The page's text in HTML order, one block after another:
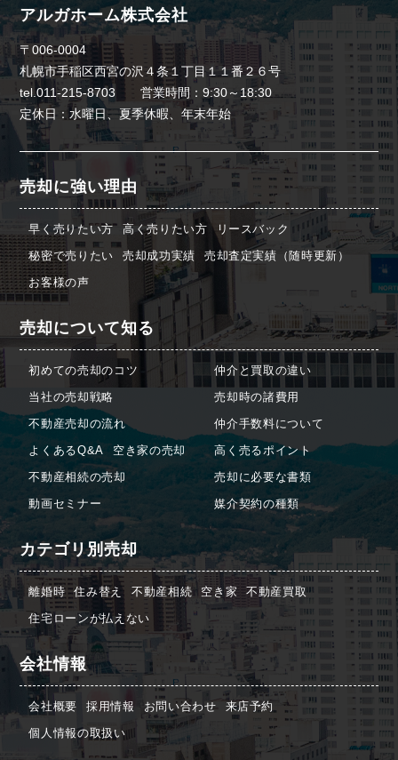
アルガホーム株式会社
〒006-0004
札幌市手稲区西宮の沢４条１丁目１１番２６号
tel.011-215-8703 営業時間：9:30～18:30
定休日：水曜日、夏季休暇、年末年始
売却に強い理由
早く売りたい方 高く売りたい方
リースバック
秘密で売りたい
売却成功実績
売却査定実績（随時更新）
お客様の声
売却について知る
初めての売却のコツ
当社の売却戦略
不動産売却の流れ
よくあるQ&A
空き家の売却
不動産相続の売却
動画セミナー
仲介と買取の違い
売却時の諸費用
仲介手数料について
高く売るポイント
売却に必要な書類
媒介契約の種類
カテゴリ別売却
離婚時 住み替え 不動産相続 空き家
不動産買取
住宅ローンが払えない
会社情報
会社概要 採用情報 お問い合わせ
来店予約
個人情報の取扱い